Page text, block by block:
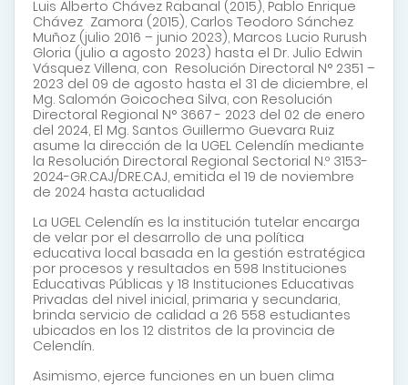
Luis Alberto Chávez Rabanal (2015), Pablo Enrique
Chávez Zamora (2015), Carlos Teodoro Sánchez
Muñoz (julio 2016 – junio 2023), Marcos Lucio Rurush
Gloria (julio a agosto 2023) hasta el Dr. Julio Edwin
Vásquez Villena, con Resolución Directoral N° 2351 –
2023 del 09 de agosto hasta el 31 de diciembre, el
Mg. Salomón Goicochea Silva, con Resolución
Directoral Regional N° 3667 - 2023 del 02 de enero
del 2024, El Mg. Santos Guillermo Guevara Ruiz
asume la dirección de la UGEL Celendín mediante
la Resolución Directoral Regional Sectorial N.º 3153-
2024-GR.CAJ/DRE.CAJ, emitida el 19 de noviembre
de 2024 hasta actualidad
La UGEL Celendín es la institución tutelar encarga
de velar por el desarrollo de una política
educativa local basada en la gestión estratégica
por procesos y resultados en 598 Instituciones
Educativas Públicas y 18 Instituciones Educativas
Privadas del nivel inicial, primaria y secundaria,
brinda servicio de calidad a 26 558 estudiantes
ubicados en los 12 distritos de la provincia de
Celendín.
Asimismo, ejerce funciones en un buen clima